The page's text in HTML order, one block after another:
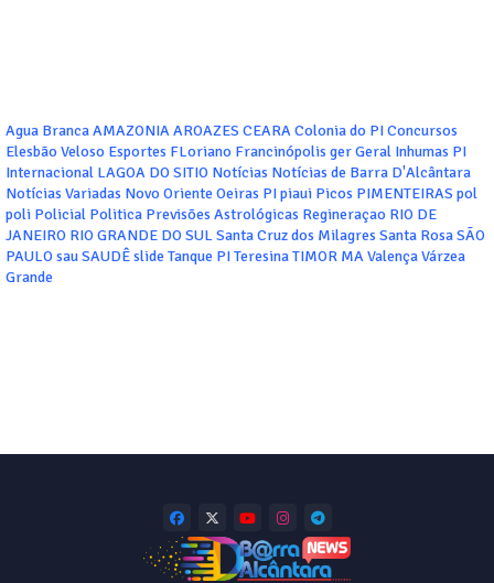
Agua BrancaAMAZONIAAROAZES CEARAColonia do PIConcursos
Elesbão Veloso Esportes FLoriano Francinópolis gerGeral Inhumas PI
Internacional LAGOA DO SITIO Notícias Notícias de Barra D'Alcântara
Notícias Variadas Novo Oriente Oeiras PIpiaui Picos PIMENTEIRAS pol
poli Policial Politica Previsões Astrológicas Regineraçao RIO DE
JANEIRO RIO GRANDE DO SUL Santa Cruz dos Milagres Santa RosaSÃO
PAULOsauSAUDÊslide Tanque PITeresinaTIMOR MAValençaVárzea
Grande